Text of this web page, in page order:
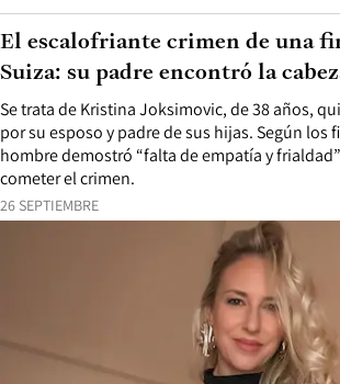
26 SEPTIEMBRE
Se trata de Kristina Joksimovic, de 38 años,
por su esposo y padre de sus hijas. Según los
hombre demostró “falta de empatía y
cometer el crimen.
El escalofriante crimen de una
Suiza: su padre encontró la